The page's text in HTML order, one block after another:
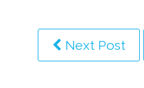
Next Post